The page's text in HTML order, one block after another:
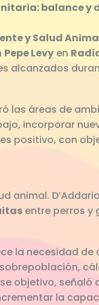
balance y
y Salud
Pepe Levyen
alcanzados
las áreas de
incorporar
positivo, con
animal.
entre perros y
la necesidad de
objetivo, señaló
la